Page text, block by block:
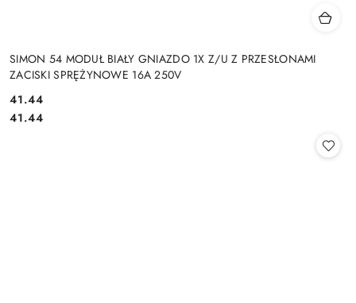
SIMON 54 MODUŁ BIAŁY GNIAZDO 1X Z/U Z PRZESŁONAMI
ZACISKI SPRĘŻYNOWE 16A 250V
Cena:
41.44
Cena:
41.44